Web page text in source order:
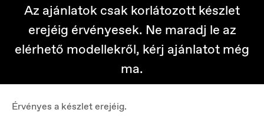
Az ajánlatok csak korlátozott készlet
erejéig érvényesek. Ne maradj le az
elérhető modellekről, kérj ajánlatot még
ma.
Érvényes a készlet erejéig.